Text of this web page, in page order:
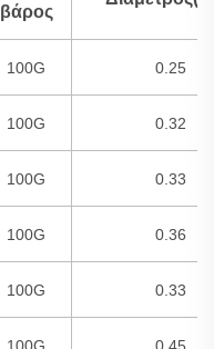
βάρος
100G 0.25
100G 0.32
100G 0.33
100G 0.36
100G 0.33